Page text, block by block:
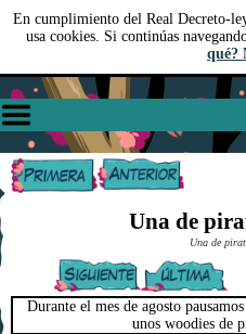
En cumplimiento del Real Decreto-
usa cookies. Si continúas
qué?
Una de
Una de
Durante el mes de agosto
unos woodies de